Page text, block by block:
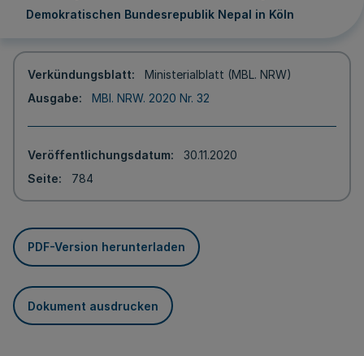
Demokratischen Bundesrepublik Nepal in Köln
Verkündungsblatt
Ministerialblatt (MBL. NRW)
Ausgabe
MBl. NRW. 2020 Nr. 32
Veröffentlichungsdatum
30.11.2020
Seite
784
PDF-Version herunterladen
Dokument ausdrucken